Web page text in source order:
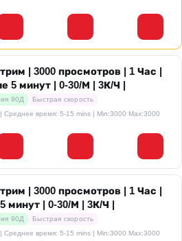
| 3000 просмотров | 1 Час |
5 минут | 0-30/М | 3К/Ч |
90Д
Быстрая скорость
Среднее время: 5-15 mins | Min:3000 Max:3000
| 3000 просмотров | 1 Час |
| 0-30/М | 3К/Ч |
90Д
Быстрая скорость
Среднее время: 5-15 mins | Min:3000 Max:3000